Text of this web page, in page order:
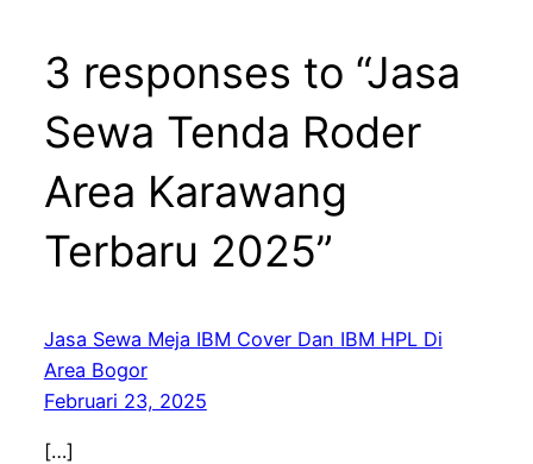
3 responses to “Jasa
Sewa Tenda Roder
Area Karawang
Terbaru 2025”
Jasa Sewa Meja IBM Cover Dan IBM HPL Di
Area Bogor
Februari 23, 2025
[…]